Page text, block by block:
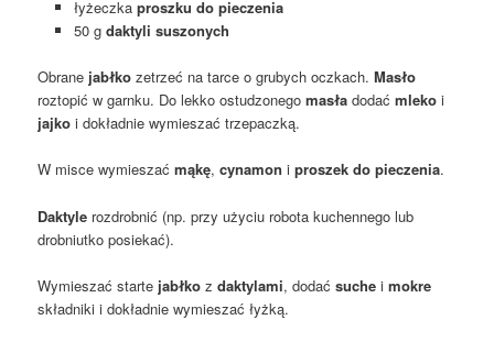
łyżeczka proszku do pieczenia
50 g daktyli suszonych
Obrane jabłko zetrzeć na tarce o grubych oczkach.Masło
roztopić w garnku. Do lekko ostudzonegomasła dodaćmleko i
jajko i dokładnie wymieszać trzepaczką.
W misce wymieszaćmąkę,cynamon iproszek do pieczenia.
Daktyle rozdrobnić (np. przy użyciu robota kuchennego lub
drobniutko posiekać).
Wymieszać starte jabłko zdaktylami, dodaćsuche imokre
składniki i dokładnie wymieszać łyżką.